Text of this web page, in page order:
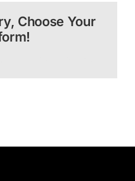
Choose Your